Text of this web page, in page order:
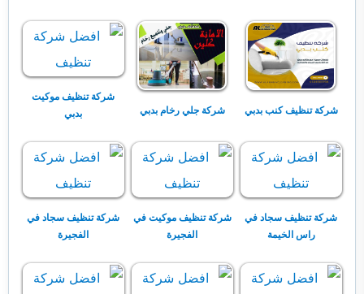
شركة تنظيف كنب بدبي شركة جلي رخام بدبي
شركة تنظيف موكيت
بدبي
شركة تنظيف سجاد في
راس الخيمة
شركة تنظيف موكيت في
الفجيرة
شركة تنظيف سجاد في
الفجيرة